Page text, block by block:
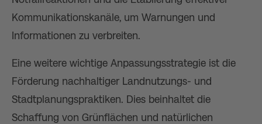
Kommunikationskanäle, um Warnungen und
Informationen zu verbreiten.
Eine weitere wichtige Anpassungsstrategie ist die
Förderung nachhaltiger Landnutzungs- und
Stadtplanungspraktiken. Dies beinhaltet die
Schaffung von Grünflächen und natürlichen